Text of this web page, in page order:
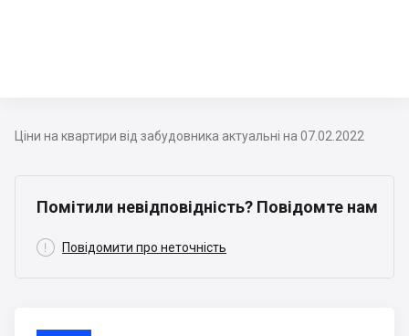
Ціни на квартири від забудовника актуальні на 07.02.2022
Помітили невідповідність? Повідомте нам
 Повідомити про неточність